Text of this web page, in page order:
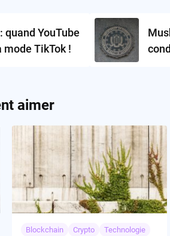
quand YouTube
mode TikTok !
aimer
Blockchain Crypto Technologie